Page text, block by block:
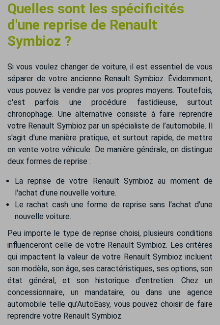
Quelles sont les spécificités
d'une reprise de Renault
Symbioz ?
Si vous voulez changer de voiture, il est essentiel de vous
séparer de votre ancienne Renault Symbioz. Évidemment,
vous pouvez la vendre par vos propres moyens. Toutefois,
c'est parfois une procédure fastidieuse, surtout
chronophage. Une alternative consiste à faire reprendre
votre Renault Symbioz par un spécialiste de l’automobile. Il
s'agit d'une manière pratique, et surtout rapide, de mettre
en vente votre véhicule. De manière générale, on distingue
deux formes de reprise :
La reprise de votre Renault Symbioz au moment de
l'achat d'une nouvelle voiture.
Le rachat cash une forme de reprise sans l'achat d'une
nouvelle voiture.
Peu importe le type de reprise choisi, plusieurs conditions
influenceront celle de votre Renault Symbioz. Les critères
qui impactent la valeur de votre Renault Symbioz incluent
son modèle, son âge, ses caractéristiques, ses options, son
état général, et son historique d'entretien. Chez un
concessionnaire, un mandataire, ou dans une agence
automobile telle qu'AutoEasy, vous pouvez choisir de faire
reprendre votre Renault Symbioz.